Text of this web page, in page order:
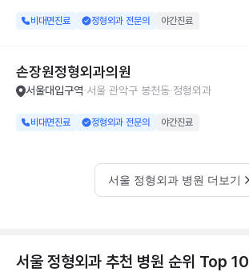
비대면진료 정형외과 전문의 야간진료
손장원정형외과의원
서울대입구역 서울 관악구 봉천동 정형외과
비대면진료 정형외과 전문의 야간진료
서울 정형외과 병원 더보기
서울 정형외과 추천 병원 순위 Top 10